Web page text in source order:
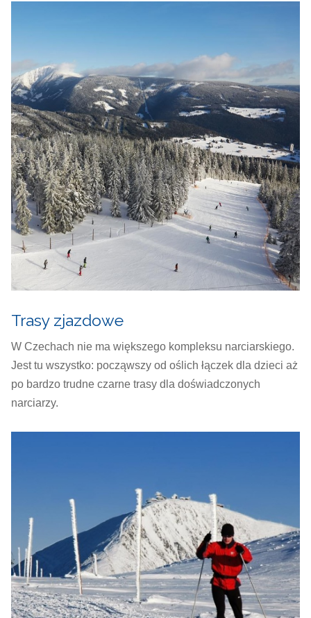
Trasy zjazdowe
W Czechach nie ma większego kompleksu narciarskiego.
Jest tu wszystko: począwszy od oślich łączek dla dzieci aż
po bardzo trudne czarne trasy dla doświadczonych
narciarzy.